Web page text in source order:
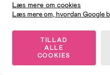
379 kr
Plasto udendørslegetøj til aktive børn
Nordiske Plasto er en dygtig og
Læs mere om cookies
Læs mere om, hvordan Google
TILLAD
ALLE
COOKIES